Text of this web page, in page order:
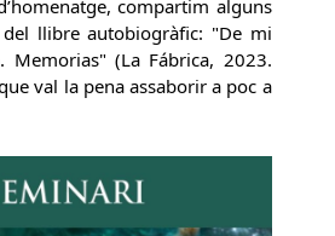
compartim alguns
llibre autobiogràfic: "De mi
Memorias" (La Fábrica, 2023.
val la pena assaborir a poc a